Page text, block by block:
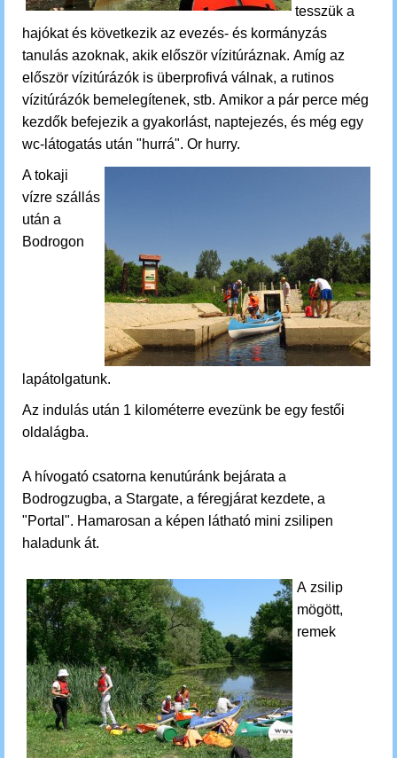
tesszük a
hajókat és következik az evezés- és kormányzás
tanulás azoknak, akik először vízitúráznak. Amíg az
először vízitúrázók is überprofivá válnak, a rutinos
vízitúrázók bemelegítenek, stb. Amikor a pár perce még
kezdők befejezik a gyakorlást, naptejezés, és még egy
wc-látogatás után "hurrá". Or hurry.
A tokaji
vízre szállás
után a
Bodrogon
lapátolgatunk.
Az indulás után 1 kilométerre evezünk be egy festői
oldalágba.
A hívogató csatorna kenutúránk bejárata a
Bodrogzugba, a Stargate, a féregjárat kezdete, a
"Portal". Hamarosan a képen látható mini zsilipen
haladunk át.
A zsilip
mögött,
remek